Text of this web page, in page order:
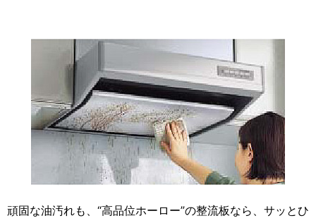
頑固な油汚れも、“高品位ホーロー”の整流板なら、サッとひ